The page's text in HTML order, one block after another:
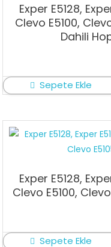
Exper E5128,
Clevo E5100,
Dahili
Sepete Ekle
Exper E5128,
Clevo E5100,
Sepete Ekle